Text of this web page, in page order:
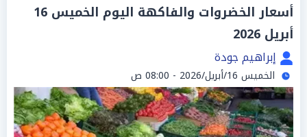
أسعار الخضروات والفاكهة اليوم الخميس 16
أبريل 2026
إبراهيم جودة
الخميس 16/أبريل/2026 - 08:00 ص